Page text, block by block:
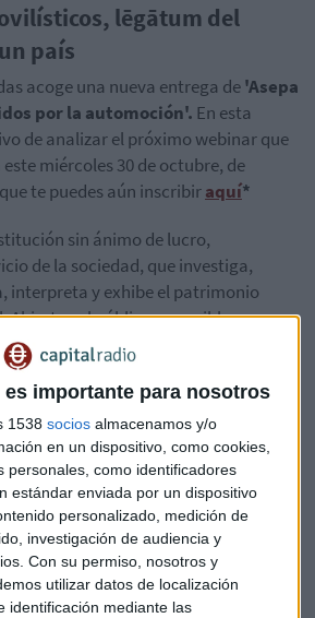
importante para nosotros
1538 socios almacenamos y/o
en un dispositivo, como cookies,
personales, como identificadores
estándar enviada por un dispositivo
personalizado, medición de
investigación de audiencia y
Con su permiso, nosotros y
utilizar datos de localización
identificación mediante las
lēgātum del
país
acoge una nueva entrega de'Asepa
por la automoción'. En esta
de analizar el próximo webinar que
miércoles 30 de octubre, de
te puedes aún inscribiraquí*
sin ánimo de lucro,
de la sociedad, que investiga,
interpreta y exhibe el patrimonio
al público, accesibles e
fomentan la diversidad y la
General Extraordinaria del
de Museos).
automóvil a finales del siglo XIX, este
poderoso atractivo en losamantes
ingeniería.En España, este interés se
serie de museos dedicados a los
a los visitantes una oportunidad
de la industria automotriz a